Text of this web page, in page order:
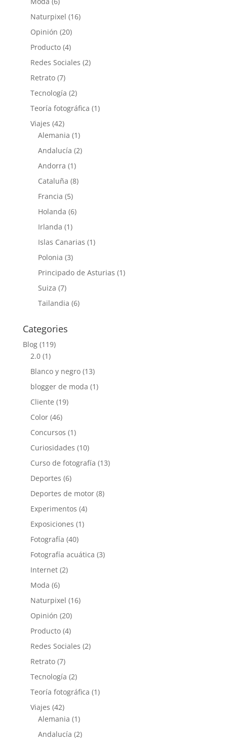
Naturpixel (16)
Opinión (20)
Producto(4)
Redes Sociales (2)
Retrato(7)
Tecnología (2)
Teoría fotográfica (1)
Viajes (42)
Alemania (1)
Andalucía (2)
Andorra (1)
Cataluña (8)
Francia (5)
Holanda (6)
Irlanda (1)
Islas Canarias (1)
Polonia (3)
Principado de Asturias (1)
Suiza (7)
Tailandia (6)
Categories
Blog(119)
2.0(1)
Blanco y negro(13)
blogger de moda (1)
Cliente (19)
Color(46)
Concursos (1)
Curiosidades (10)
Curso de fotografía (13)
Deportes (6)
Deportes de motor(8)
Experimentos (4)
Exposiciones (1)
Fotografía (40)
Fotografía acuática (3)
Internet(2)
Moda (6)
Naturpixel (16)
Opinión (20)
Producto(4)
Redes Sociales (2)
Retrato(7)
Tecnología (2)
Teoría fotográfica (1)
Viajes (42)
Alemania (1)
Andalucía (2)